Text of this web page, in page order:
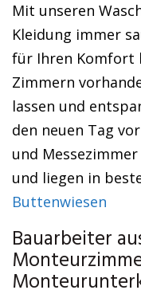
Mit unseren
Kleidung immer
für Ihren Komfort
Zimmern
lassen und
den neuen Tag
und
und liegen in
Buttenwiesen
Bauarbeiter